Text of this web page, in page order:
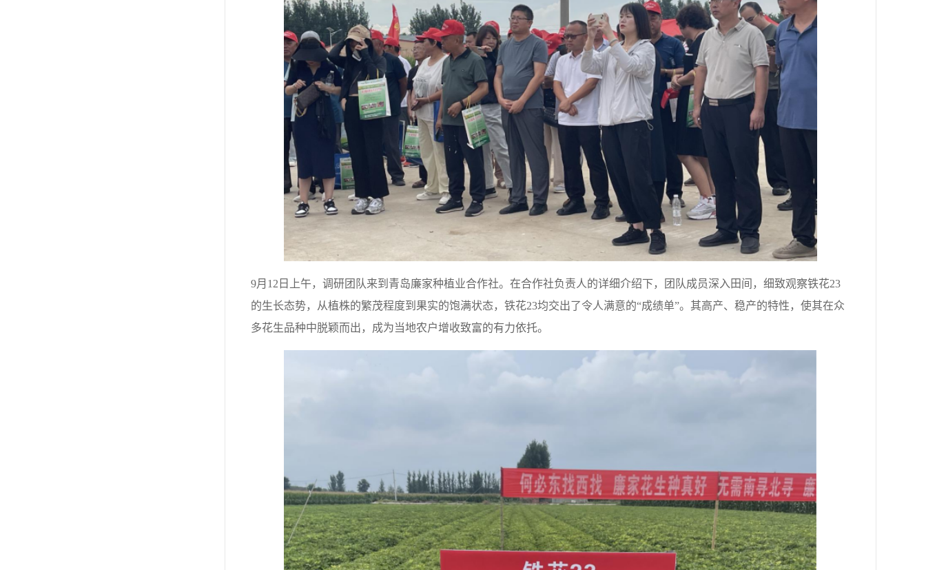
9月12日上午，调研团队来到青岛廉家种植业合作社。在合作社负责人的详细介绍下，团队成员深入田间，细致观察铁花23
的生长态势，从植株的繁茂程度到果实的饱满状态，铁花23均交出了令人满意的“成绩单”。其高产、稳产的特性，使其在众
多花生品种中脱颖而出，成为当地农户增收致富的有力依托。